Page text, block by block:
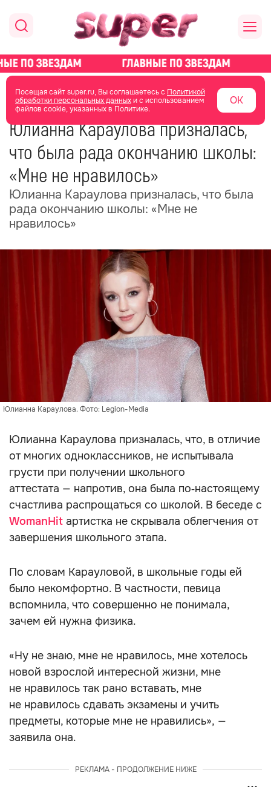
Посещая сайт super.ru, Вы соглашаетесь с Политикой
обработки персональных данныхи с использованием
файлов cookie, указанных в Политике.
ОК
главная новости о звездах новости
30 июня 14:59
Юлианна Караулова призналась,
что была рада окончанию школы:
«Мне не нравилось»
Юлианна Караулова призналась, что была
рада окончанию школы: «Мне не
нравилось»
Юлианна Караулова. Фото: Legion-Media
Юлианна Караулова призналась, что, в отличие
от многих одноклассников, не испытывала
грусти при получении школьного
аттестата — напротив, она была по‑настоящему
счастлива распрощаться со школой. В беседе с
WomanHit артистка не скрывала облегчения от
завершения школьного этапа.
По словам Карауловой, в школьные годы ей
было некомфортно. В частности, певица
вспомнила, что совершенно не понимала,
зачем ей нужна физика.
«Ну не знаю, мне не нравилось, мне хотелось
новой взрослой интересной жизни, мне
не нравилось так рано вставать, мне
не нравилось сдавать экзамены и учить
предметы, которые мне не нравились», —
заявила она.
РЕКЛАМА - ПРОДОЛЖЕНИЕ НИЖЕ